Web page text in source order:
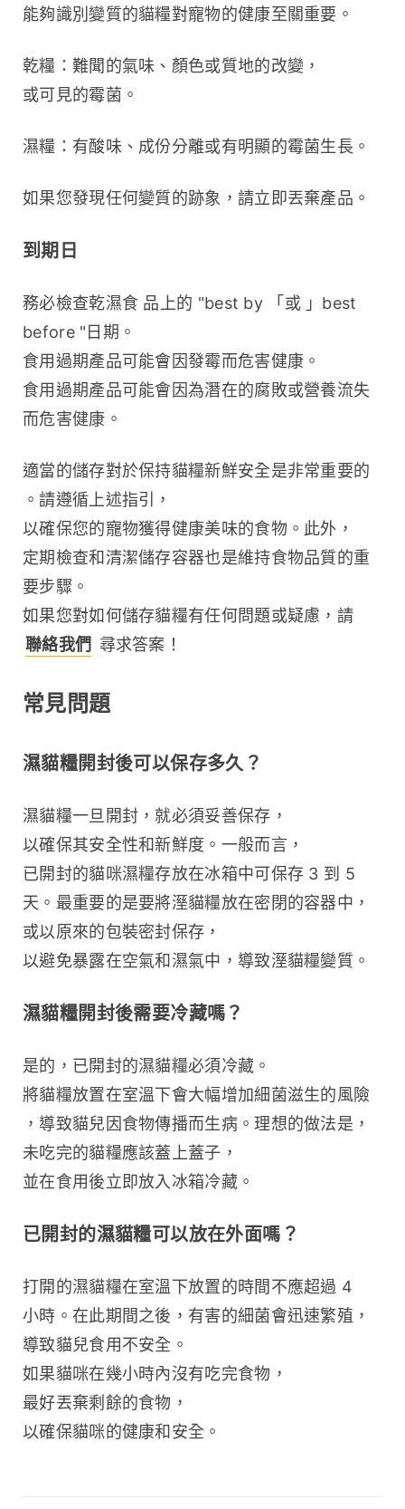
能夠識別變質的貓糧對寵物的健康至關重要。
乾糧：難聞的氣味、顏色或質地的改變，
或可見的霉菌。
濕糧：有酸味、成份分離或有明顯的霉菌生長。
如果您發現任何變質的跡象，請立即丟棄產品。
到期日
務必檢查乾濕食 品上的 "best by 「或 」best
before "日期。
食用過期產品可能會因發霉而危害健康。
食用過期產品可能會因為潛在的腐敗或營養流失
而危害健康。
適當的儲存對於保持貓糧新鮮安全是非常重要的
。請遵循上述指引，
以確保您的寵物獲得健康美味的食物。此外，
定期檢查和清潔儲存容器也是維持食物品質的重
要步驟。
聯絡我們 尋求答案！
常見問題
濕貓糧開封後可以保存多久？
濕貓糧一旦開封，就必須妥善保存，
以確保其安全性和新鮮度。一般而言，
已開封的貓咪濕糧存放在冰箱中可保存 3 到 5
天。最重要的是要將溼貓糧放在密閉的容器中，
或以原來的包裝密封保存，
以避免暴露在空氣和濕氣中，導致溼貓糧變質。
濕貓糧開封後需要冷藏嗎？
是的，已開封的濕貓糧必須冷藏。
將貓糧放置在室溫下會大幅增加細菌滋生的風險
，導致貓兒因食物傳播而生病。理想的做法是，
未吃完的貓糧應該蓋上蓋子，
並在食用後立即放入冰箱冷藏。
已開封的濕貓糧可以放在外面嗎？
打開的濕貓糧在室溫下放置的時間不應超過 4
小時。在此期間之後，有害的細菌會迅速繁殖，
導致貓兒食用不安全。
如果貓咪在幾小時內沒有吃完食物，
最好丟棄剩餘的食物，
以確保貓咪的健康和安全。